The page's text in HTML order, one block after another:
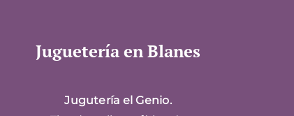
Juguetería en Blanes
Jugutería el Genio.